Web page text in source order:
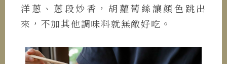
洋蔥、蔥段炒香，胡蘿蔔絲讓顏色跳出
來，不加其他調味料就無敵好吃。